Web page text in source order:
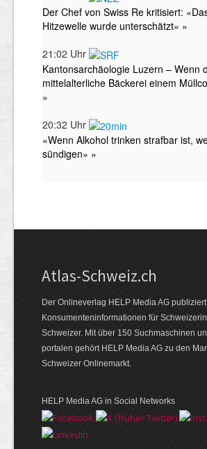
Atlas-Schweiz.ch
Der Onlineverlag HELP Media AG
Konsumenten­infor­mationen für
Schweizer. Mit über 150 Such­ma­schinen
portalen gehört HELP Media AG zu den
Schweizer Onlinemarkt.
HELP Media AG in Social Networks